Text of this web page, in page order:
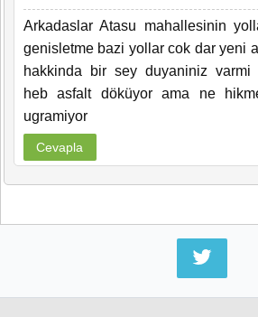
Arkadaslar Atasu mahallesinin
genisletme bazi yollar cok dar yeni
hakkinda bir sey duyaniniz varmi
heb asfalt döküyor ama ne
ugramiyor
Cevapla